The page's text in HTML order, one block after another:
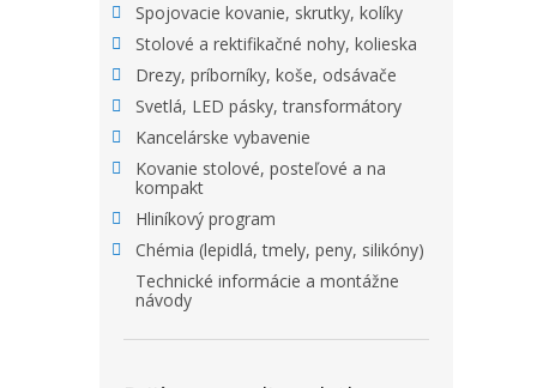
Spojovacie kovanie, skrutky, kolíky
Stolové a rektifikačné nohy, kolieska
Drezy, príborníky, koše, odsávače
Svetlá, LED pásky, transformátory
Kancelárske vybavenie
Kovanie stolové, posteľové a na
kompakt
Hliníkový program
Chémia (lepidlá, tmely, peny, silikóny)
Technické informácie a montážne
návody